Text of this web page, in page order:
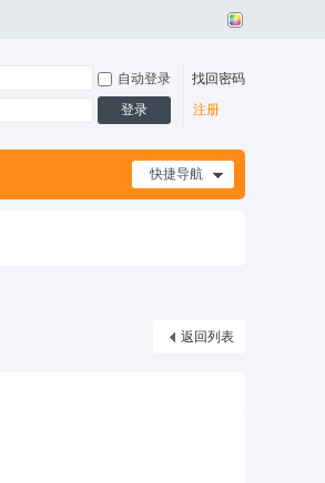
自动登录
找回密码
登录 注册
快捷导航
返回列表